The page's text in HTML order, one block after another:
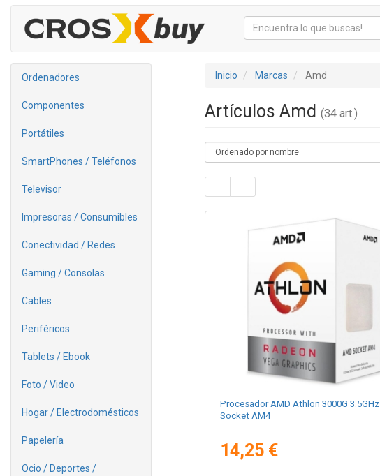
Ordenadores
Componentes
Portátiles
SmartPhones / Teléfonos
Televisor
Impresoras / Consumibles
Conectividad / Redes
Gaming / Consolas
Cables
Periféricos
Tablets / Ebook
Foto / Video
Hogar / Electrodomésticos
Papelería
Ocio / Deportes /
Inicio Marcas Amd
Artículos Amd (34 art.)
Procesador AMD Athlon 3000G 3.5GHz
Socket AM4
14,25 €